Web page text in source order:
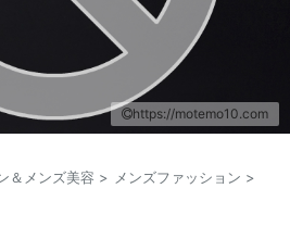
https://motemo10.com
＆メンズ美容 > メンズファッション >